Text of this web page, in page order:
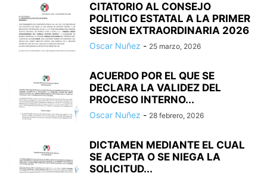
CITATORIO AL CONSEJO
POLITICO ESTATAL A LA PRIMER
SESION EXTRAORDINARIA 2026
Oscar Nuñez - 25 marzo, 2026
ACUERDO POR EL QUE SE
DECLARA LA VALIDEZ DEL
PROCESO INTERNO...
Oscar Nuñez - 28 febrero, 2026
DICTAMEN MEDIANTE EL CUAL
SE ACEPTA O SE NIEGA LA
SOLICITUD...